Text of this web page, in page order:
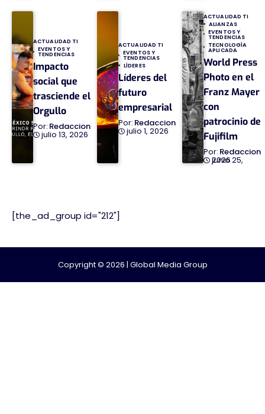
ACTUALIDAD TI
EVENTOS Y
TENDENCIAS
Impacto
social que
trasciende el
Orgullo
Redaccion
julio 13, 2026
ACTUALIDAD TI
EVENTOS Y
TENDENCIAS
LÍDERES
Líderes del
futuro
empresarial
Redaccion
julio 1, 2026
ACTUALIDAD TI
ALIANZAS
EVENTOS Y
TENDENCIAS
TECNOLOGÍA
APLICADA
World Press
Photo en el
Franz Mayer
con
patrocinio de
Fujifilm
Redaccion
junio 25, 2026
[the_ad_group id="212"]